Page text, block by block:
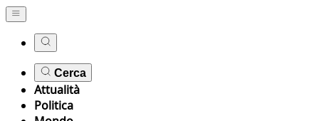
Cerca
Attualità
Politica